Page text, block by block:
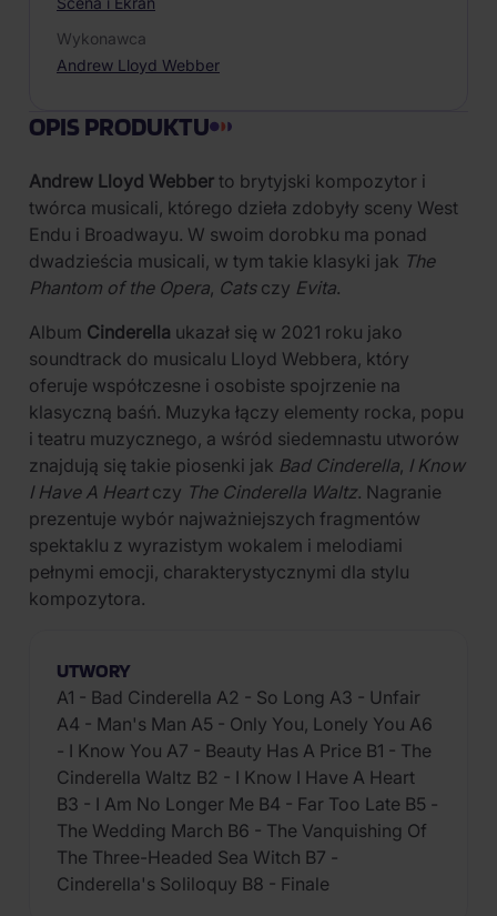
Wykonawca
Andrew Lloyd Webber
OPIS PRODUKTU
Andrew Lloyd Webber to brytyjski kompozytor i
twórca musicali, którego dzieła zdobyły sceny West
Endu i Broadwayu. W swoim dorobku ma ponad
dwadzieścia musicali, w tym takie klasyki jak The
Phantom of the Opera, Catsczy Evita.
Album Cinderella ukazał się w 2021 roku jako
soundtrack do musicalu Lloyd Webbera, który
oferuje współczesne i osobiste spojrzenie na
klasyczną baśń. Muzyka łączy elementy rocka, popu
i teatru muzycznego, a wśród siedemnastu utworów
znajdują się takie piosenki jak Bad Cinderella, I Know
I Have A Heartczy The Cinderella Waltz. Nagranie
prezentuje wybór najważniejszych fragmentów
spektaklu z wyrazistym wokalem i melodiami
pełnymi emocji, charakterystycznymi dla stylu
kompozytora.
UTWORY
A1 - Bad Cinderella A2 - So Long A3 - Unfair
A4 - Man's Man A5 - Only You, Lonely You A6
- I Know You A7 - Beauty Has A Price B1 - The
Cinderella Waltz B2 - I Know I Have A Heart
B3 - I Am No Longer Me B4 - Far Too Late B5 -
The Wedding March B6 - The Vanquishing Of
The Three-Headed Sea Witch B7 -
Cinderella's Soliloquy B8 - Finale